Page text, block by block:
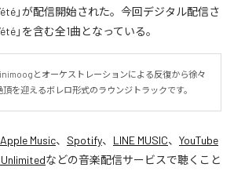
」が配信開始された。今回デジタル配信さ
」を含む全1曲となっている。
とオーケストレーションによる反復から徐々
を迎えるボレロ形式のラウンジトラックです。
Apple Music、 Spotify、 LINE MUSIC、 YouTube
などの音楽配信サービスで聴くこと